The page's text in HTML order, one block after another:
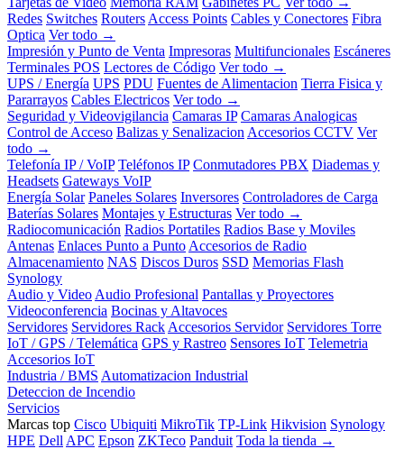
Redes Switches Routers Access Points Cables y Conectores Fibra
Optica Ver todo →
Impresión y Punto de Venta Impresoras Multifuncionales Escáneres
Terminales POS Lectores de Código Ver todo →
UPS / Energía UPS PDU Fuentes de Alimentacion Tierra Fisica y
Pararrayos Cables Electricos Ver todo →
Seguridad y Videovigilancia Camaras IP Camaras Analogicas
Control de Acceso Balizas y Senalizacion Accesorios CCTV Ver
todo →
Telefonía IP / VoIP Teléfonos IP Conmutadores PBX Diademas y
Headsets Gateways VoIP
Energía Solar Paneles Solares Inversores Controladores de Carga
Baterías Solares Montajes y Estructuras Ver todo →
Radiocomunicación Radios Portatiles Radios Base y Moviles
Antenas Enlaces Punto a Punto Accesorios de Radio
Almacenamiento NAS Discos Duros SSD Memorias Flash
Synology
Audio y Video Audio Profesional Pantallas y Proyectores
Videoconferencia Bocinas y Altavoces
Servidores Servidores Rack Accesorios Servidor Servidores Torre
IoT / GPS / Telemática GPS y Rastreo Sensores IoT Telemetria
Accesorios IoT
Industria / BMS Automatizacion Industrial
Deteccion de Incendio
Servicios
Marcas top Cisco Ubiquiti MikroTik TP-Link Hikvision Synology
HPE Dell APC Epson ZKTeco Panduit Toda la tienda →